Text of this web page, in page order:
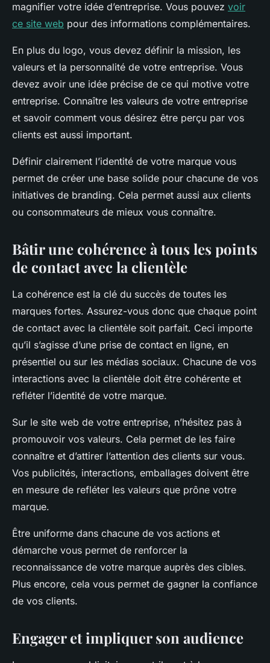
magnifier votre idée d’entreprise. Vous pouvez voir
ce site web pour des informations complémentaires.
En plus du logo, vous devez définir la mission, les
valeurs et la personnalité de votre entreprise. Vous
devez avoir une idée précise de ce qui motive votre
entreprise. Connaître les valeurs de votre entreprise
et savoir comment vous désirez être perçu par vos
clients est aussi important.
Définir clairement l’identité de votre marque vous
permet de créer une base solide pour chacune de vos
initiatives de branding. Cela permet aussi aux clients
ou consommateurs de mieux vous connaître.
Bâtir une cohérence à tous les points
de contact avec la clientèle
La cohérence est la clé du succès de toutes les
marques fortes. Assurez-vous donc que chaque point
de contact avec la clientèle soit parfait. Ceci importe
qu’il s’agisse d’une prise de contact en ligne, en
présentiel ou sur les médias sociaux. Chacune de vos
interactions avec la clientèle doit être cohérente et
refléter l’identité de votre marque.
Sur le site web de votre entreprise, n’hésitez pas à
promouvoir vos valeurs. Cela permet de les faire
connaître et d’attirer l’attention des clients sur vous.
Vos publicités, interactions, emballages doivent être
en mesure de refléter les valeurs que prône votre
marque.
Être uniforme dans chacune de vos actions et
démarche vous permet de renforcer la
reconnaissance de votre marque auprès des cibles.
Plus encore, cela vous permet de gagner la confiance
de vos clients.
Engager et impliquer son audience